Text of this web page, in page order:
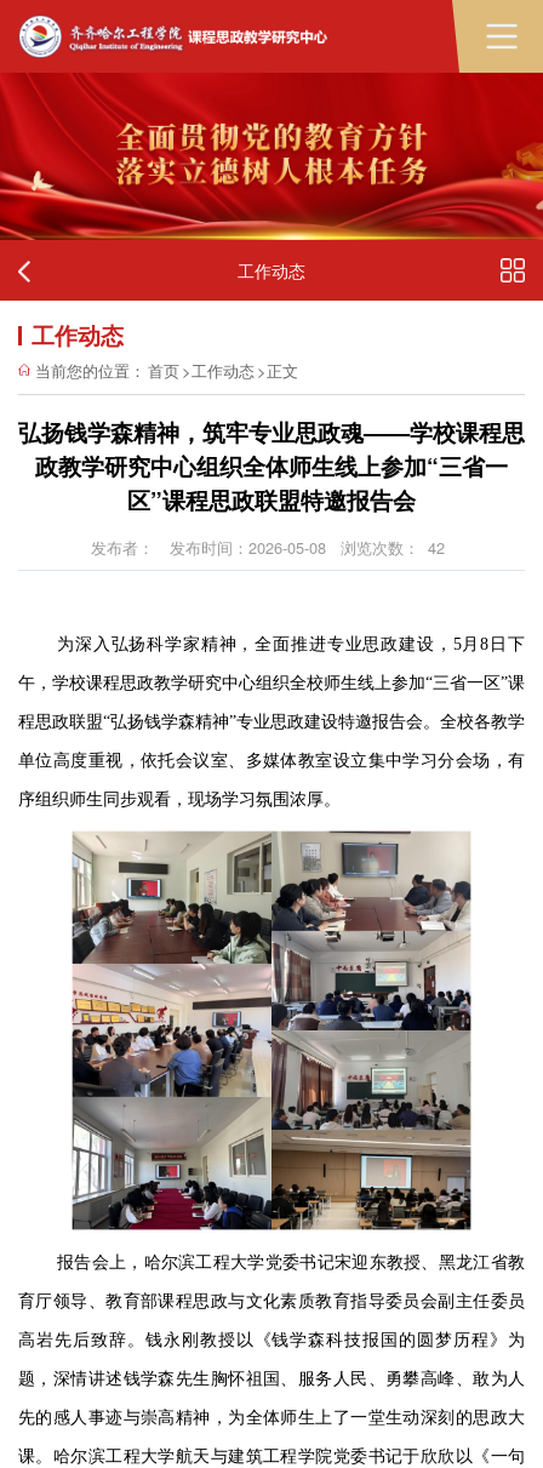
工作动态
工作动态
当前您的位置： 首页>工作动态>正文
弘扬钱学森精神，筑牢专业思政魂——学校课程思
政教学研究中心组织全体师生线上参加“三省一
区”课程思政联盟特邀报告会
发布者： 发布时间：2026-05-08 浏览次数： 42
为深入弘扬科学家精神，全面推进专业思政建设， 5月8日下
午， 学校课程思政教学研究中心组织全校师生线上参加“三省一区”课
程思政联盟“弘扬钱学森精神”专业思政建设特邀报告会。全校各教学
单位高度重视 ，依托会议室、多媒体教室设立集中学习分会场，有
序组织师生同步观看，现场学习氛围浓厚。
报告会上，哈尔滨工程大学党委书记宋迎东教授、黑龙江省教
育厅领导、教育部课程思政与文化素质教育指导委员会副主任委员
高岩先后致辞。钱永刚教授以《钱学森科技报国的圆梦历程》为
题，深情讲述钱学森先生胸怀祖国、服务人民、勇攀高峰、敢为人
先的感人事迹与崇高精神，为全体师生上了一堂生动深刻的思政大
课。哈尔滨工程大学航天与建筑工程学院党委书记于欣欣以《一句